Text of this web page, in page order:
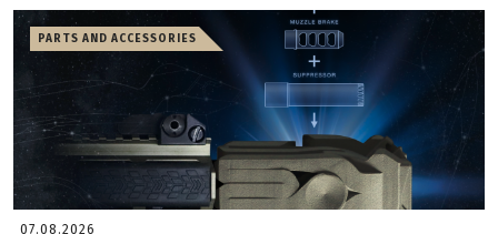
PARTS AND ACCESSORIES
07.08.2026